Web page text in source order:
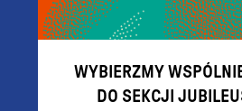
WYBIERZMY
DO SEKCJI